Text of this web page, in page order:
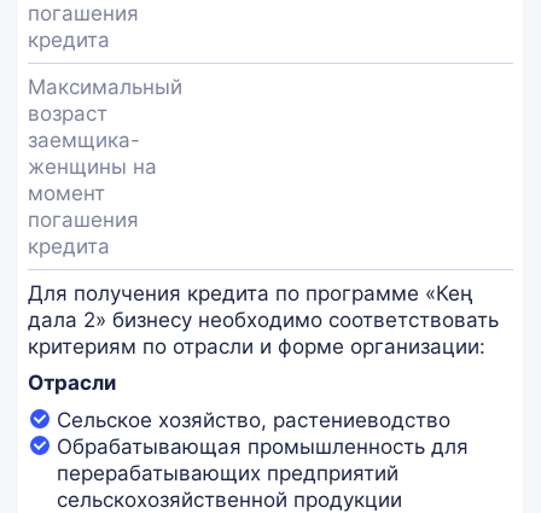
погашения
кредита
Максимальный
возраст
заемщика-
женщины на
момент
погашения
кредита
Для получения кредита по программе «Кең
дала 2» бизнесу необходимо соответствовать
критериям по отрасли и форме организации:
Отрасли
Cельское хозяйство, растениеводство
Обрабатывающая промышленность для
перерабатывающих предприятий
сельскохозяйственной продукции